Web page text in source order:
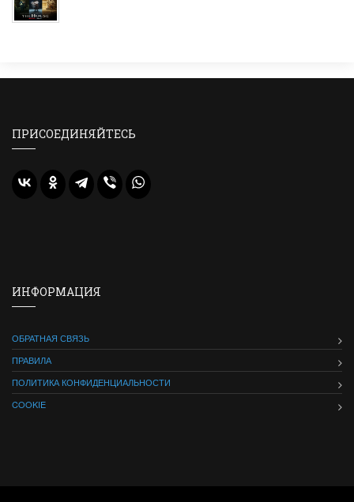
ПРИСОЕДИНЯЙТЕСЬ
ИНФОРМАЦИЯ
ОБРАТНАЯ СВЯЗЬ
ПРАВИЛА
ПОЛИТИКА КОНФИДЕНЦИАЛЬНОСТИ
COOKIE